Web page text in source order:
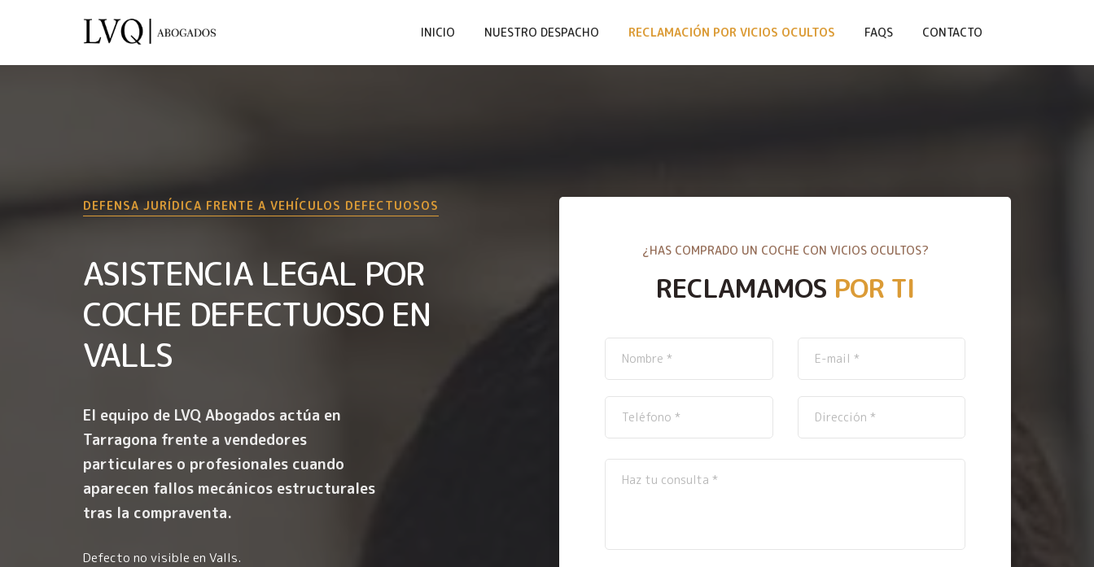
INICIO NUESTRO DESPACHO RECLAMACIÓN POR VICIOS OCULTOS FAQS CONTACTO
DEFENSA JURÍDICA FRENTE A VEHÍCULOS DEFECTUOSOS
ASISTENCIA LEGAL POR
COCHE DEFECTUOSO EN
VALLS
El equipo de LVQ Abogados actúa en
Tarragona frente a vendedores
particulares o profesionales cuando
aparecen fallos mecánicos estructurales
tras la compraventa.
Defecto no visible en Valls.
¿HAS COMPRADO UN COCHE CON VICIOS OCULTOS?
RECLAMAMOS POR TI